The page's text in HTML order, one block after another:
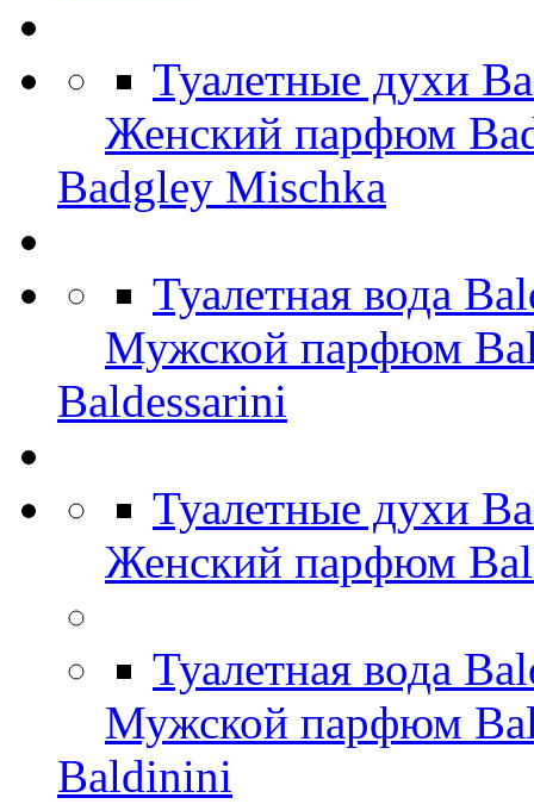
Туалетные духи
Женский парфюм
Badgley Mischka
Туалетная вода
Мужской парфюм
Baldessarini
Туалетные духи
Женский парфюм
Туалетная вода
Мужской парфюм
Baldinini